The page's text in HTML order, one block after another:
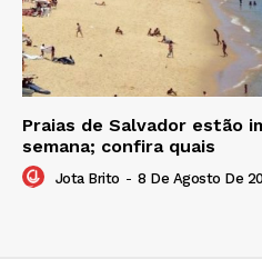
Praias de Salvador estão
semana; confira quais
Jota Brito - 8 De Agosto De